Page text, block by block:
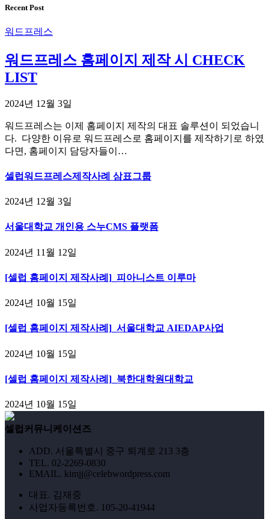
Recent Post
워드프레스
워드프레스 홈페이지 제작 시 CHECK
LIST
2024년 12월 3일
워드프레스는 이제 홈페이지 제작의 대표 솔루션이 되었습니
다. 다양한 이유로 워드프레스로 홈페이지를 제작하기로 하였
다면, 홈페이지 담당자들이…
셀럽워드프레스제작사례 삼표그룹
2024년 12월 3일
서울대학교 개인용 스누CMS 플랫폼
2024년 11월 12일
[셀럽 홈페이지 제작사례]_피아니스트 이루마
2024년 10월 15일
[셀럽 홈페이지 제작사례]_서울대학교 AIEDAP사업
2024년 10월 15일
[셀럽 홈페이지 제작사례]_북한대학원대학교
2024년 10월 15일
셀럽커뮤니케이션즈
ADD. 서울특별시 중구 퇴계로 213 3층
TEL. 02-2269-0830
EMAIL. kimjj@celebwordpress.com
대표. 김재중
사업자등록번호. 105-20-41944